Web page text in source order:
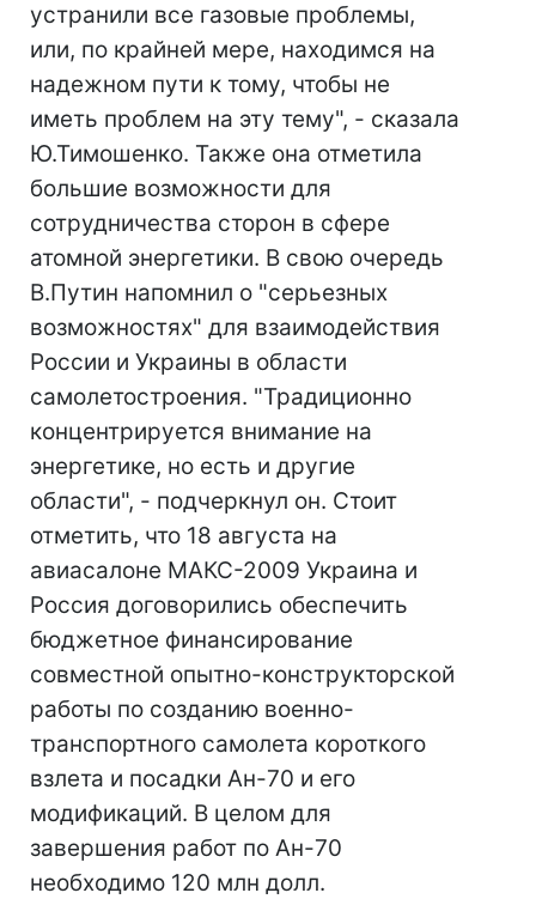
устранили все газовые проблемы,
или, по крайней мере, находимся на
надежном пути к тому, чтобы не
иметь проблем на эту тему", - сказала
Ю.Тимошенко. Также она отметила
большие возможности для
сотрудничества сторон в сфере
атомной энергетики. В свою очередь
В.Путин напомнил о "серьезных
возможностях" для взаимодействия
России и Украины в области
самолетостроения. "Традиционно
концентрируется внимание на
энергетике, но есть и другие
области", - подчеркнул он. Стоит
отметить, что 18 августа на
авиасалоне МАКС-2009 Украина и
Россия договорились обеспечить
бюджетное финансирование
совместной опытно-конструкторской
работы по созданию военно-
транспортного самолета короткого
взлета и посадки Ан-70 и его
модификаций. В целом для
завершения работ по Ан-70
необходимо 120 млн долл.